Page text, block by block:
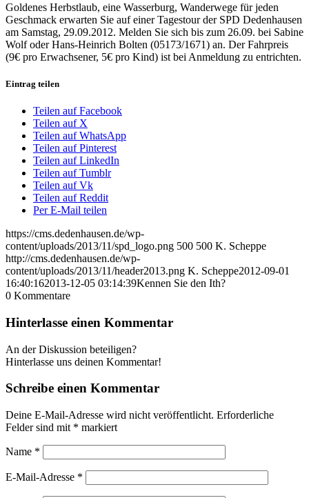
Goldenes Herbstlaub, eine Wasserburg, Wanderwege für jeden
Geschmack erwarten Sie auf einer Tagestour der SPD Dedenhausen
am Samstag, 29.09.2012. Melden Sie sich bis zum 26.09. bei Sabine
Wolf oder Hans-Heinrich Bolten (05173/1671) an. Der Fahrpreis
(9€ pro Erwachsener, 5€ pro Kind) ist bei Anmeldung zu entrichten.
Eintrag teilen
Teilen auf Facebook
Teilen auf X
Teilen auf WhatsApp
Teilen auf Pinterest
Teilen auf LinkedIn
Teilen auf Tumblr
Teilen auf Vk
Teilen auf Reddit
Per E-Mail teilen
https://cms.dedenhausen.de/wp-
content/uploads/2013/11/spd_logo.png 500 500 K. Scheppe
http://cms.dedenhausen.de/wp-
content/uploads/2013/11/header2013.png K. Scheppe2012-09-01
16:40:162013-12-05 03:14:39Kennen Sie den Ith?
0 Kommentare
Hinterlasse einen Kommentar
An der Diskussion beteiligen?
Hinterlasse uns deinen Kommentar!
Schreibe einen Kommentar
Deine E-Mail-Adresse wird nicht veröffentlicht. Erforderliche
Felder sind mit * markiert
Name *
E-Mail-Adresse *